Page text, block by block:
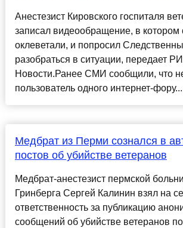
Анестезист Кировского госпиталя
записал видеообращение, в котором
оклеветали, и попросил
разобраться в ситуации, передает
Новости.Ранее СМИ сообщили, что
пользователь одного интернет-фору...
Медбрат из Перми сознался в
постов об убийстве ветеранов
Медбрат-анестезист пермской
Гринберга Сергей Калинин взял на
ответственность за публикацию
сообщений об убийстве ветеранов